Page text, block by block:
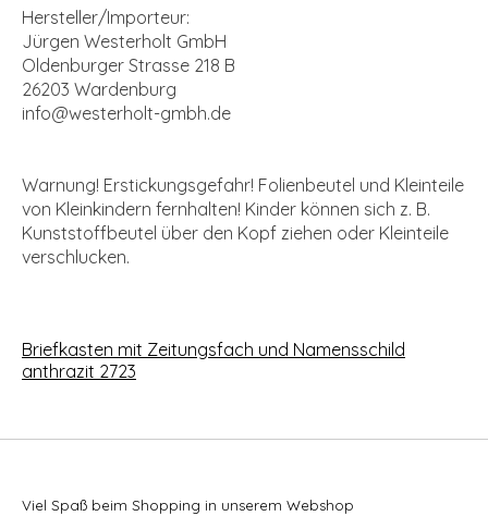
Hersteller/Importeur:
Jürgen Westerholt GmbH
Oldenburger Strasse 218 B
26203 Wardenburg
info@westerholt-gmbh.de
Warnung! Erstickungsgefahr! Folienbeutel und Kleinteile
von Kleinkindern fernhalten! Kinder können sich z. B.
Kunststoffbeutel über den Kopf ziehen oder Kleinteile
verschlucken.
Briefkasten mit Zeitungsfach und Namensschild
anthrazit 2723
Viel Spaß beim Shopping in unserem Webshop